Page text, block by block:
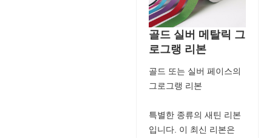
골드 실버 메탈릭 그
로그랭 리본
골드 또는 실버 페이스의
그로그랭 리본
특별한 종류의 새틴 리본
입니다. 이 최신 리본은